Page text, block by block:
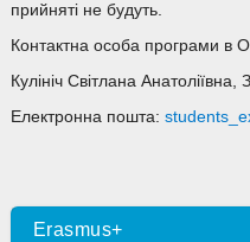
прийняті не будуть.
Контактна особа програми в
Кулініч Світлана
Електронна пошта:
Erasmus+